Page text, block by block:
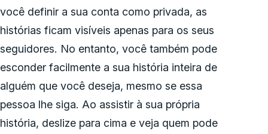
você definir a sua conta como privada, as
histórias ficam visíveis apenas para os seus
seguidores. No entanto, você também pode
esconder facilmente a sua história inteira de
alguém que você deseja, mesmo se essa
pessoa lhe siga. Ao assistir à sua própria
história, deslize para cima e veja quem pode